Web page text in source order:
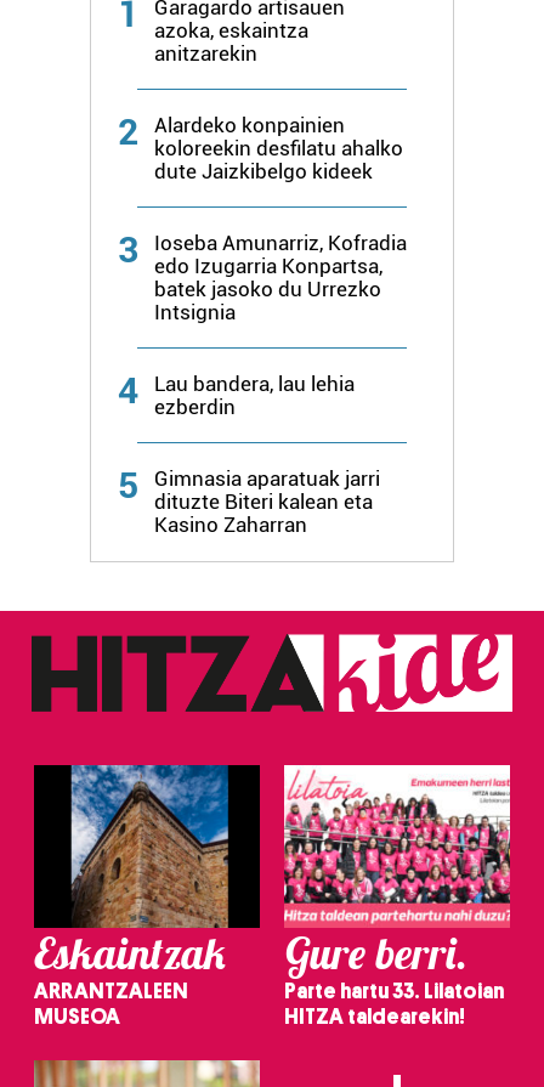
1
Garagardo artisauen
azoka, eskaintza
anitzarekin
2
Alardeko konpainien
koloreekin desfilatu ahalko
dute Jaizkibelgo kideek
3
Ioseba Amunarriz, Kofradia
edo Izugarria Konpartsa,
batek jasoko du Urrezko
Intsignia
4
Lau bandera, lau lehia
ezberdin
5
Gimnasia aparatuak jarri
dituzte Biteri kalean eta
Kasino Zaharran
Eskaintzak
ARRANTZALEEN
MUSEOA
Gure berri.
Parte hartu 33. Lilatoian
HITZA taldearekin!